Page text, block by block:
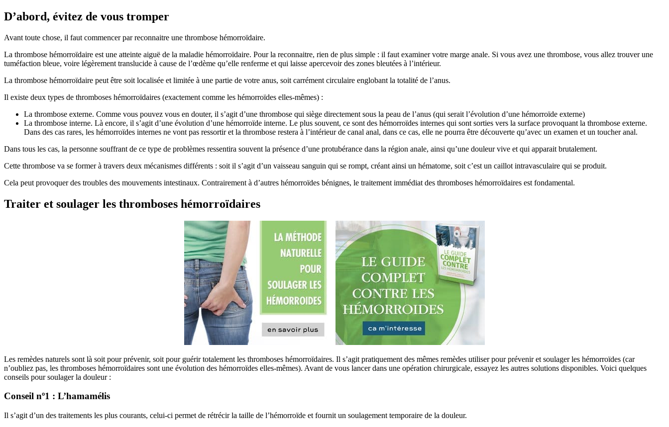
D’abord, évitez de vous tromper
Avant toute chose, il faut commencer par reconnaitre une thrombose hémorroïdaire.
La thrombose hémorroïdaire est une atteinte aiguë de la maladie hémorroïdaire. Pour la reconnaitre, rien de plus simple : il faut examiner votre marge anale. Si vous avez une thrombose, vous allez trouver une
tuméfaction bleue, voire légèrement translucide à cause de l’œdème qu’elle renferme et qui laisse apercevoir des zones bleutées à l’intérieur.
La thrombose hémorroïdaire peut être soit localisée et limitée à une partie de votre anus, soit carrément circulaire englobant la totalité de l’anus.
Il existe deux types de thromboses hémorroïdaires (exactement comme les hémorroïdes elles-mêmes) :
La thrombose externe. Comme vous pouvez vous en douter, il s’agit d’une thrombose qui siège directement sous la peau de l’anus (qui serait l’évolution d’une hémorroïde externe)
La thrombose interne. Là encore, il s’agit d’une évolution d’une hémorroïde interne. Le plus souvent, ce sont des hémorroïdes internes qui sont sorties vers la surface provoquant la thrombose externe.
Dans des cas rares, les hémorroïdes internes ne vont pas ressortir et la thrombose restera à l’intérieur de canal anal, dans ce cas, elle ne pourra être découverte qu’avec un examen et un toucher anal.
Dans tous les cas, la personne souffrant de ce type de problèmes ressentira souvent la présence d’une protubérance dans la région anale, ainsi qu’une douleur vive et qui apparait brutalement.
Cette thrombose va se former à travers deux mécanismes différents : soit il s’agit d’un vaisseau sanguin qui se rompt, créant ainsi un hématome, soit c’est un caillot intravasculaire qui se produit.
Cela peut provoquer des troubles des mouvements intestinaux. Contrairement à d’autres hémorroïdes bénignes, le traitement immédiat des thromboses hémorroïdaires est fondamental.
Traiter et soulager les thromboses hémorroïdaires
Les remèdes naturels sont là soit pour prévenir, soit pour guérir totalement les thromboses hémorroïdaires. Il s’agit pratiquement des mêmes remèdes utiliser pour prévenir et soulager les hémorroïdes (car
n’oubliez pas, les thromboses hémorroïdaires sont une évolution des hémorroïdes elles-mêmes). Avant de vous lancer dans une opération chirurgicale, essayez les autres solutions disponibles. Voici quelques
conseils pour soulager la douleur :
Conseil nº1 : L’hamamélis
Il s’agit d’un des traitements les plus courants, celui-ci permet de rétrécir la taille de l’hémorroïde et fournit un soulagement temporaire de la douleur.